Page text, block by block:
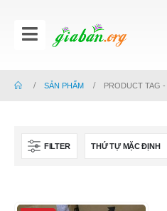
SẢN PHẨM PRODUCT TAG -
FILTER